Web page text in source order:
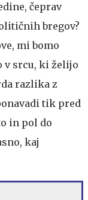
čeprav
bregov?
mi bomo
v srcu, ki želijo
razlika z
tik pred
in pol do
kaj